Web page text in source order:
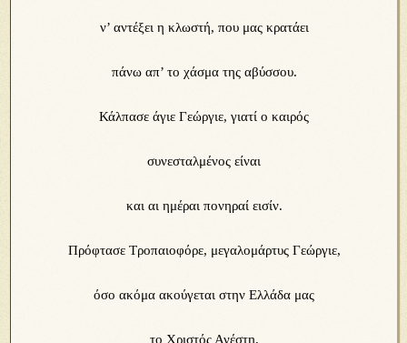
ν’ αντέξει η κλωστή, που μας κρατάει
πάνω απ’ το χάσμα της αβύσσου.
Κάλπασε άγιε Γεώργιε, γιατί ο καιρός
συνεσταλμένος είναι
και αι ημέραι πονηραί εισίν.
Πρόφτασε Τροπαιοφόρε, μεγαλομάρτυς Γεώργιε,
όσο ακόμα ακούγεται στην Ελλάδα μας
το Χριστός Ανέστη.